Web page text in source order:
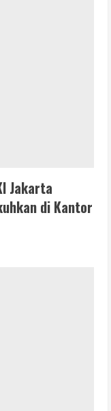
Jakarta
di Kantor